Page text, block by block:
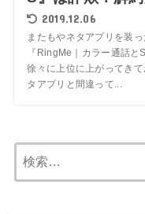
2019.12.06
またもやネタアプリを装
『RingMe｜カラー通話
徐々に上位に上がってき
タアプリと間違って...